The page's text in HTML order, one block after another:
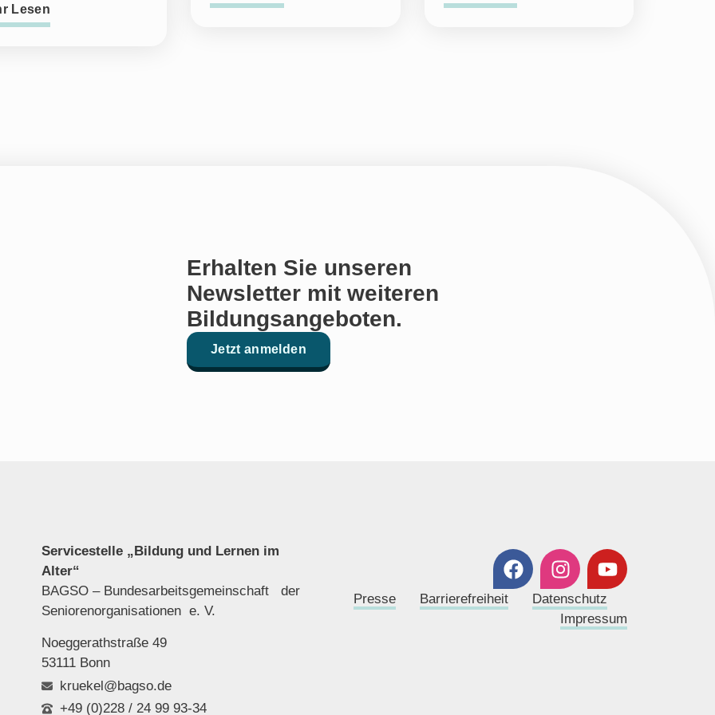
Lesen
Erhalten Sie unseren
Newsletter mit weiteren
Bildungsangeboten.
Jetzt anmelden
Servicestelle „Bildung und Lernen im
Alter“
BAGSO – Bundesarbeitsgemeinschaft der
Seniorenorganisationen e. V.
Noeggerathstraße 49
53111 Bonn
kruekel@bagso.de
+49 (0)228 / 24 99 93-34
Presse Barrierefreiheit
Datenschutz
Impressum